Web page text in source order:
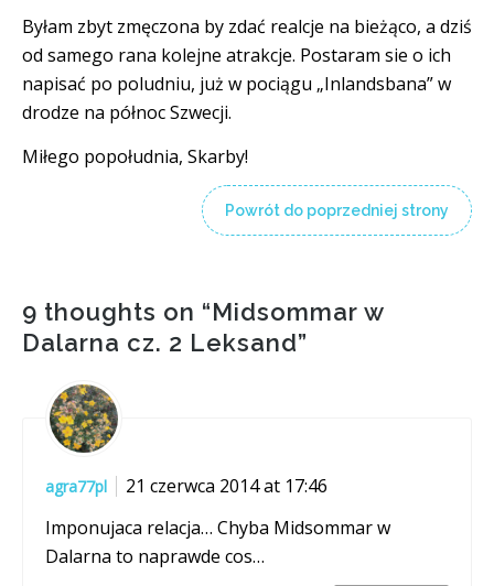
Byłam zbyt zmęczona by zdać realcje na bieżąco, a dziś
od samego rana kolejne atrakcje. Postaram sie o ich
napisać po poludniu, już w pociągu „Inlandsbana” w
drodze na północ Szwecji.
Miłego popołudnia, Skarby!
Powrót do poprzedniej strony
9 thoughts on “Midsommar w
Dalarna cz. 2 Leksand”
agra77pl
21 czerwca 2014 at 17:46
Imponujaca relacja… Chyba Midsommar w
Dalarna to naprawde cos…